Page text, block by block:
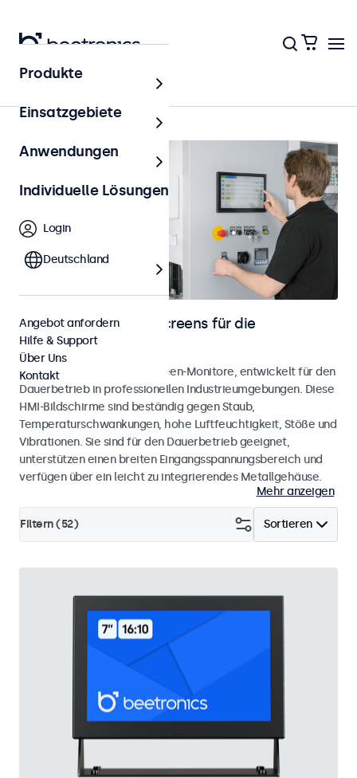
Startseite
Monitore und Touchscreens für die
Maschinensteuerung
HMI-Monitore und Touchscreen-Monitore, entwickelt für den
Dauerbetrieb in professionellen Industrieumgebungen. Diese
HMI-Bildschirme sind beständig gegen Staub,
Temperaturschwankungen, hohe Luftfeuchtigkeit, Stöße und
Vibrationen. Sie sind für den Dauerbetrieb geeignet,
unterstützen einen breiten Eingangsspannungsbereich und
verfügen über ein leicht zu integrierendes Metallgehäuse.
Mehr anzeigen
Sortieren
Filtern (52)
Produkte
Einsatzgebiete
Anwendungen
Individuelle Lösungen
Login
Deutschland
Angebot anfordern
Hilfe & Support
Über Uns
Kontakt